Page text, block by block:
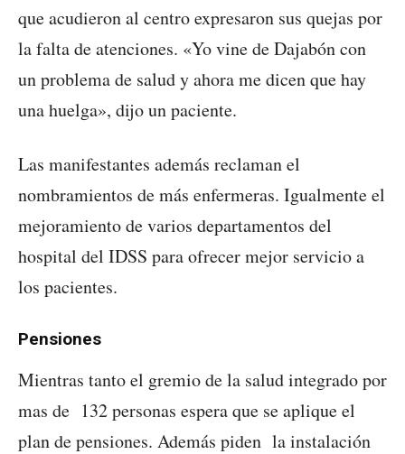
que acudieron al centro expresaron sus quejas por
la falta de atenciones. «Yo vine de Dajabón con
un problema de salud y ahora me dicen que hay
una huelga», dijo un paciente.
Las manifestantes además reclaman el
nombramientos de más enfermeras. Igualmente el
mejoramiento de varios departamentos del
hospital del IDSS para ofrecer mejor servicio a
los pacientes.
Pensiones
Mientras tanto el gremio de la salud integrado por
mas de 132 personas espera que se aplique el
plan de pensiones. Además piden la instalación